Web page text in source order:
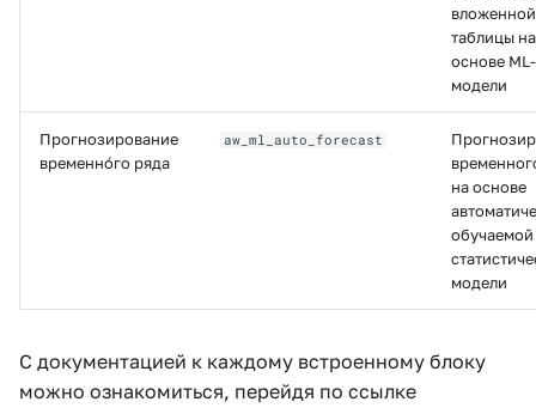
таблицы на
основе ML-
модели
Прогнозирование
временно́го ряда
aw_ml_auto_forecast
на основе
обучаемой
модели
С документацией к каждому встроенному блоку
можно ознакомиться, перейдя по ссылке